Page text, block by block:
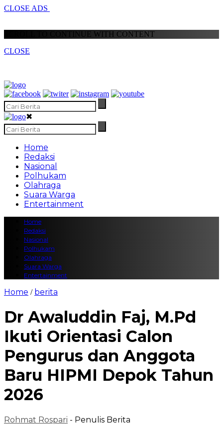
CLOSE ADS
SCROLL TO CONTINUE WITH CONTENT
CLOSE
✖
Home
Redaksi
Nasional
Polhukam
Olahraga
Suara Warga
Entertainment
Home
Redaksi
Nasional
Polhukam
Olahraga
Suara Warga
Entertainment
Home / berita
Dr Awaluddin Faj, M.Pd
Ikuti Orientasi Calon
Pengurus dan Anggota
Baru HIPMI Depok Tahun
2026
Rohmat Rospari - Penulis Berita